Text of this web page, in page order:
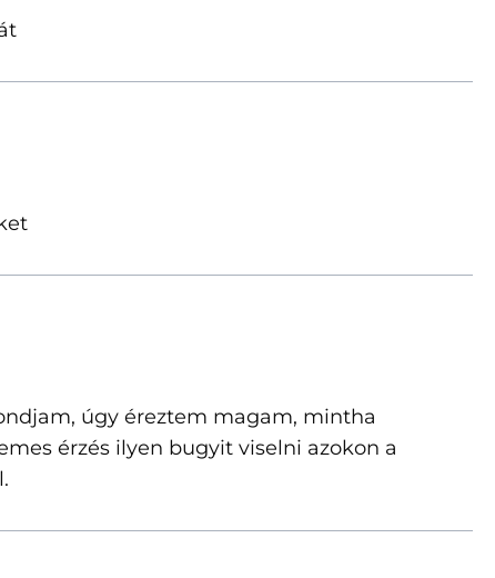
úgy éreztem magam, mintha
érzés ilyen bugyit viselni azokon a